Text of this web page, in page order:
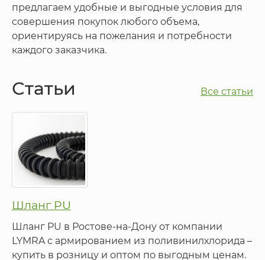
предлагаем удобные и выгодные условия для
совершения покупок любого объема,
ориентируясь на пожелания и потребности
каждого заказчика.
Статьи Все статьи
Шланг PU
Шланг PU в Ростове-на-Дону от компании
LYMRA с армированием из поливинилхлорида –
купить в розницу и оптом по выгодным ценам.